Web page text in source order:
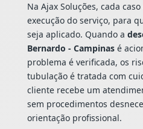
Na Ajax Soluções, cada
execução do serviço, para
seja aplicado. Quando a
Bernardo - Campinasé
problema é verificada, os
tubulação é tratada com
cliente recebe um
sem procedimentos
orientação profissional.